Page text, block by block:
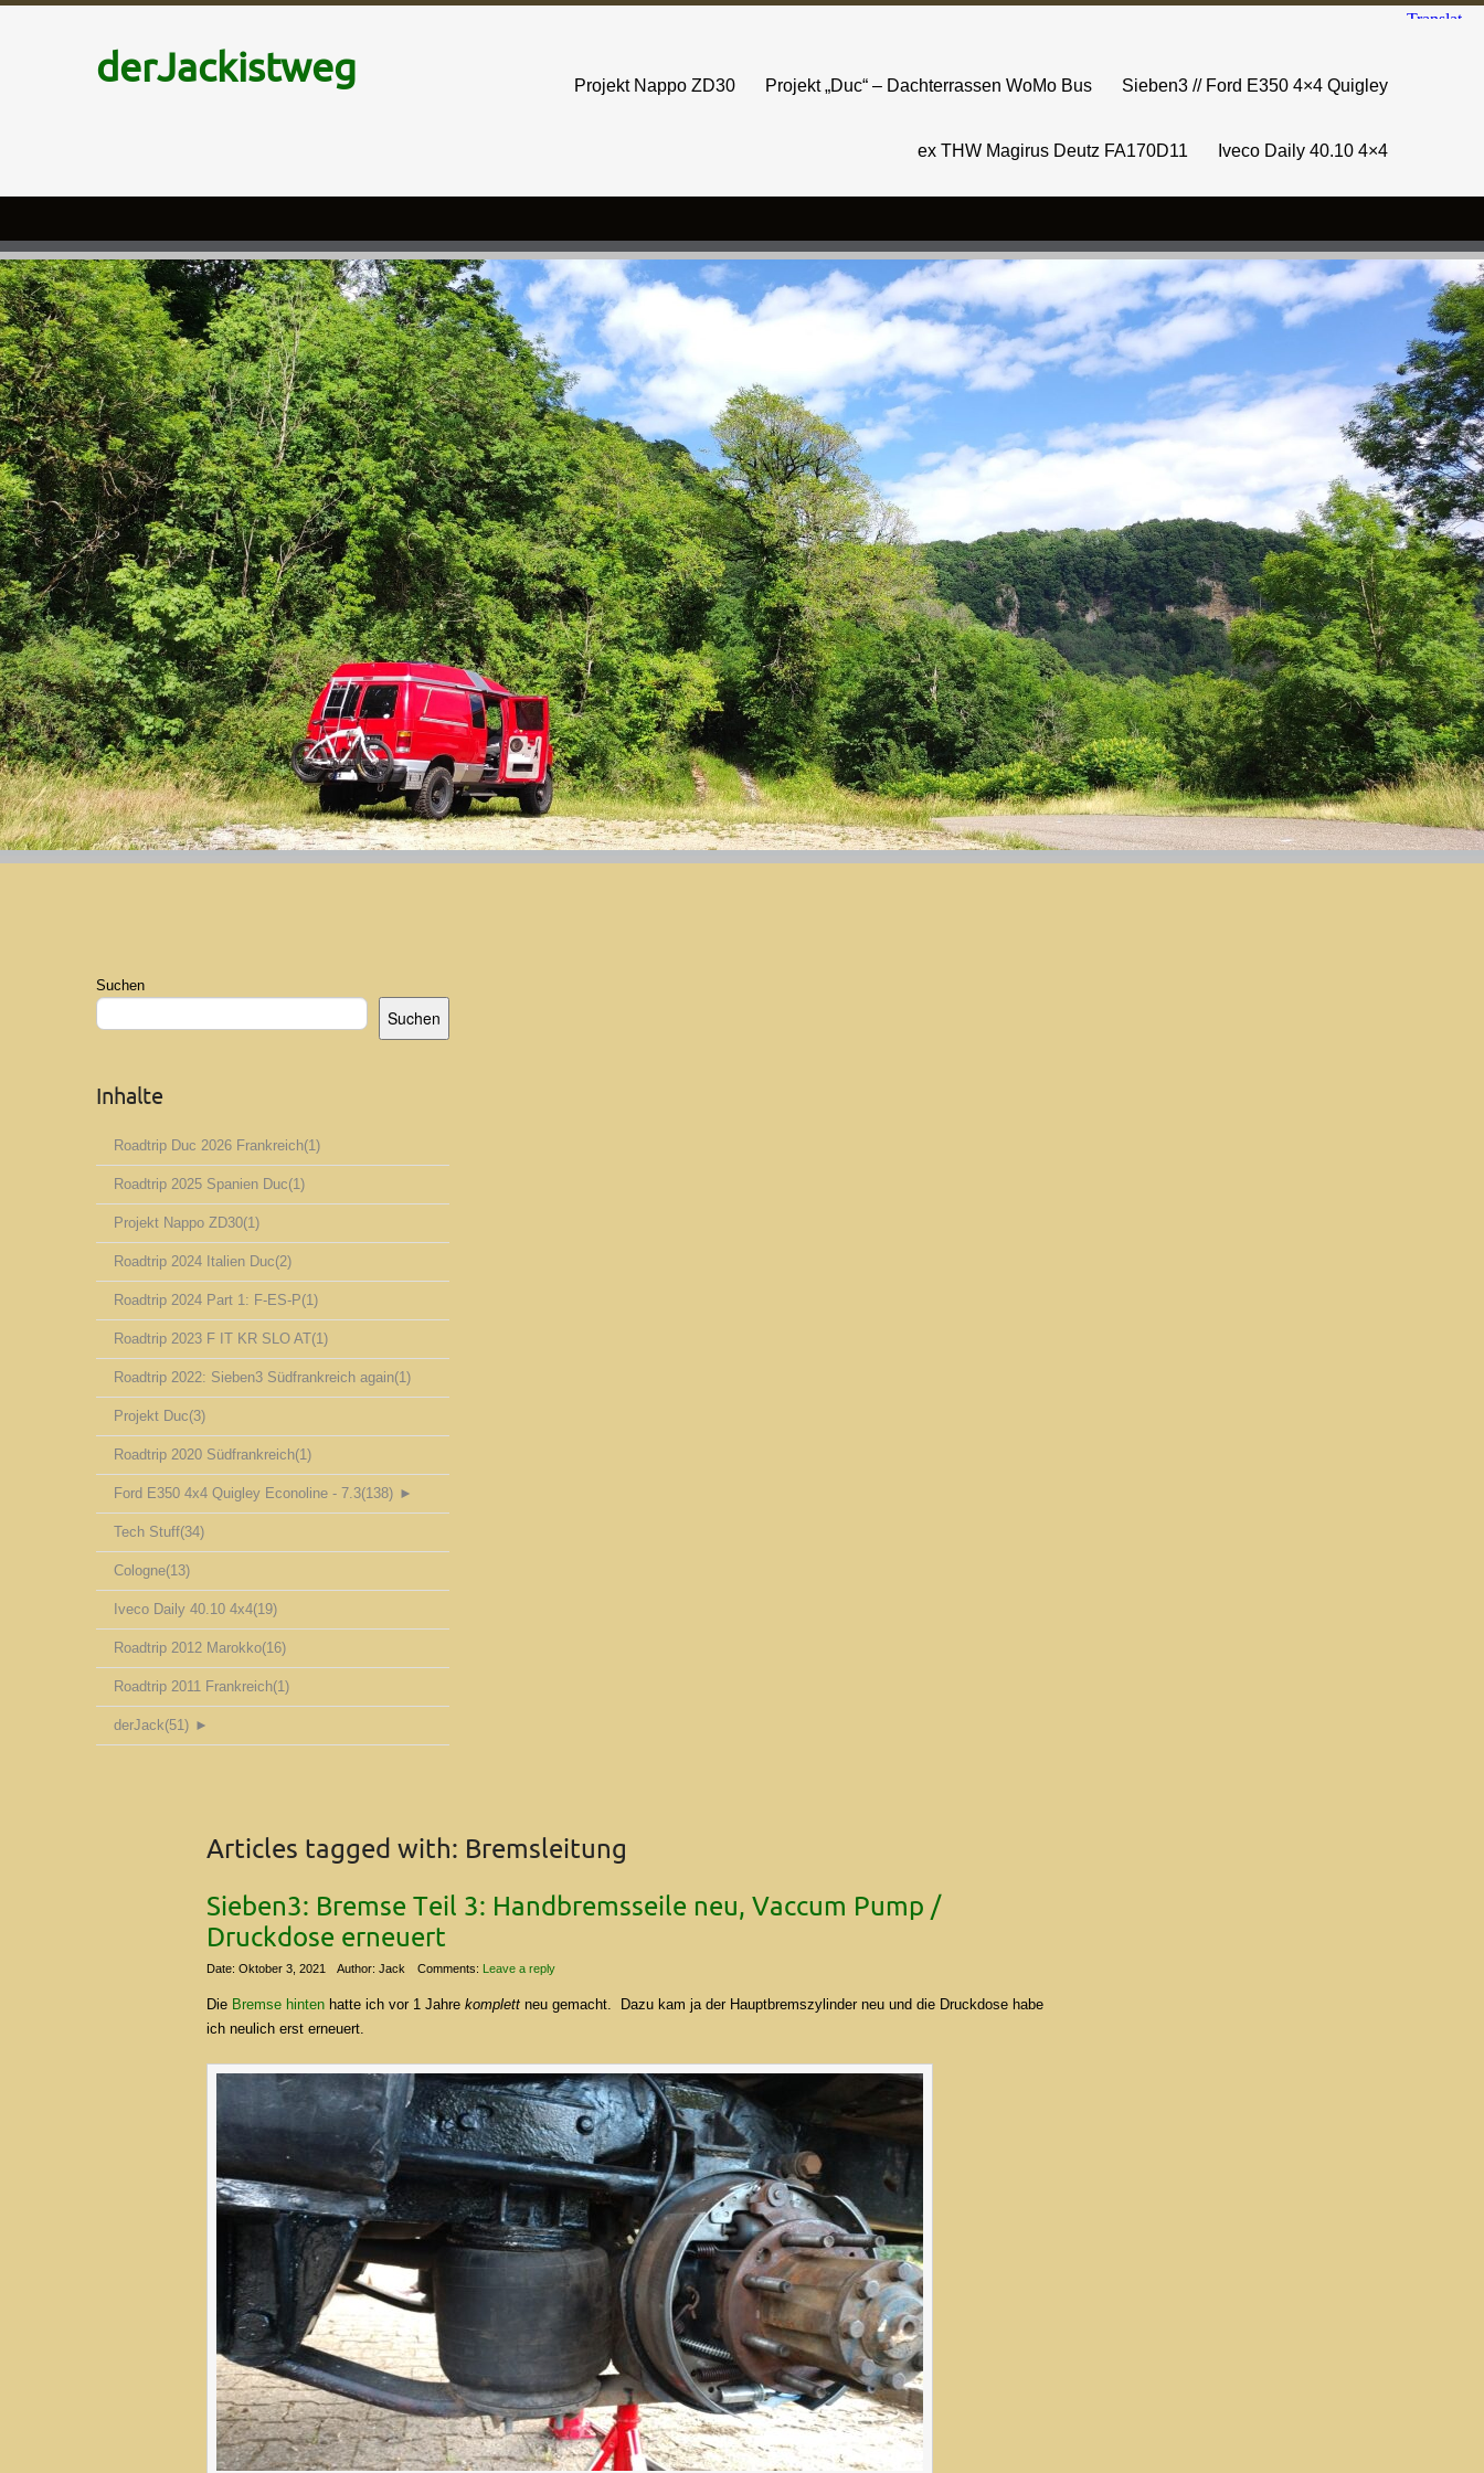
derJackistweg Projekt Nappo ZD30 Projekt „Duc“ – Dachterrassen WoMo Bus Sieben3 // Ford E350 4×4 Quigley
ex THW Magirus Deutz FA170D11 Iveco Daily 40.10 4×4
Suchen
Suchen
Inhalte
Roadtrip Duc 2026 Frankreich(1)
Roadtrip 2025 Spanien Duc(1)
Projekt Nappo ZD30(1)
Roadtrip 2024 Italien Duc(2)
Roadtrip 2024 Part 1: F-ES-P(1)
Roadtrip 2023 F IT KR SLO AT(1)
Roadtrip 2022: Sieben3 Südfrankreich again(1)
Projekt Duc(3)
Roadtrip 2020 Südfrankreich(1)
Ford E350 4x4 Quigley Econoline - 7.3(138) ►
Tech Stuff(34)
Cologne(13)
Iveco Daily 40.10 4x4(19)
Roadtrip 2012 Marokko(16)
Roadtrip 2011 Frankreich(1)
derJack(51) ►
Articles tagged with: Bremsleitung
Sieben3: Bremse Teil 3: Handbremsseile neu, Vaccum Pump /
Druckdose erneuert
Date: Oktober 3, 2021 Author: Jack Comments: Leave a reply
Die Bremse hinten hatte ich vor 1 Jahre komplett neu gemacht. Dazu kam ja der Hauptbremszylinder neu und die Druckdose habe
ich neulich erst erneuert.